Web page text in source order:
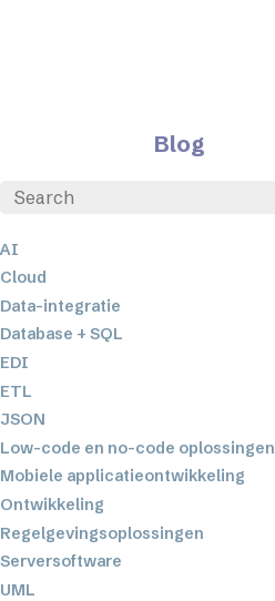
Blog
AI
Cloud
Data-integratie
Database + SQL
EDI
ETL
JSON
Low-code en no-code oplossingen
Mobiele applicatieontwikkeling
Ontwikkeling
Regelgevingsoplossingen
Serversoftware
UML